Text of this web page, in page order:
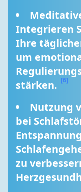
Integrieren
Ihre
um
stärken. [6]
Nutzung
bei
zu